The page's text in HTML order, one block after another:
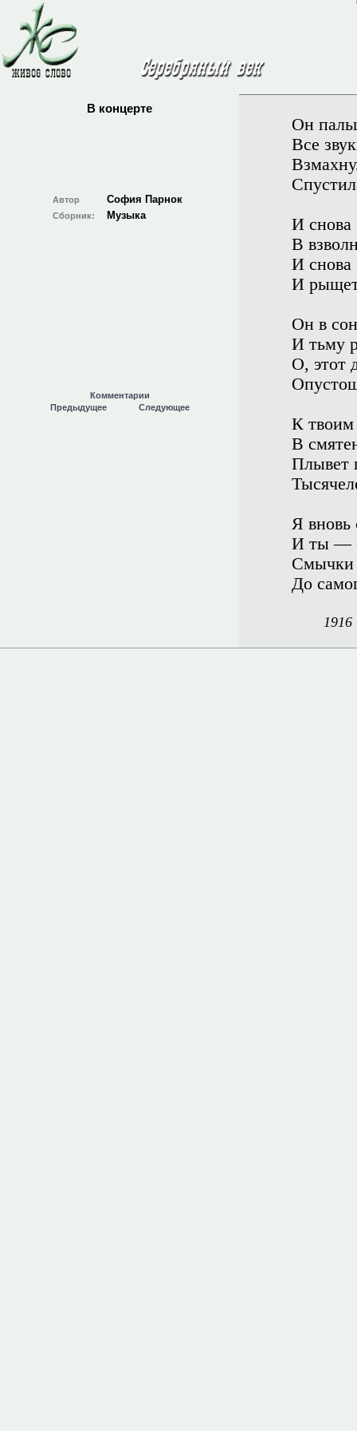
В концерте
Автор София Парнок
Сборник: Музыка
Комментарии
Предыдущее
Следующее
Он
Все
И снова
В
И снова
И рыщет
Он в
И тьму
О, этот
К
В
Плывет
Я вновь
И ты —
Смычки
До
1916